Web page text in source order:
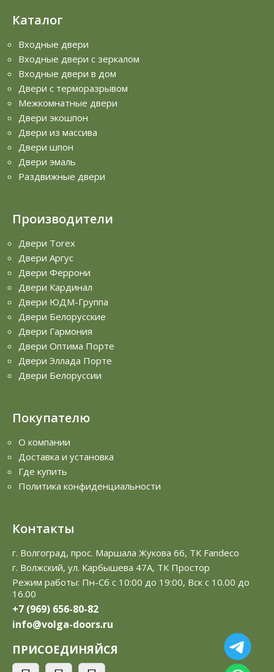
Каталог
Входные двери
Входные двери с зеркалом
Входные двери в дом
Двери с терморазрывом
Межкомнатные двери
Двери экошпон
Двери из массива
Двери шпон
Двери эмаль
Раздвижные двери
Производители
Двери Torex
Двери Аргус
Двери Феррони
Двери Кардинал
Двери ЮДМ-Группа
Двери Белорусские
Двери Гармония
Двери Оптима Порте
Двери Эллада Порте
Двери Белоруссии
Покупателю
О компании
Доставка и установка
Где купить
Политика конфиденциальности
Контакты
г. Волгоград, прос. Маршала Жукова 66, ТК Fandeco
г. Волжский, ул. Карбышева 47А, ТК Простор
Режим работы: Пн-Сб с 10:00 до 19:00, Вск с 10.00 до
16.00
+7 (969) 656-80-82
info@volga-doors.ru
ПРИСОЕДИНЯЙСЯ